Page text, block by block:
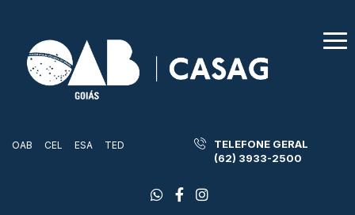
OAB CEL ESA TED
TELEFONE GERAL
(62) 3933-2500